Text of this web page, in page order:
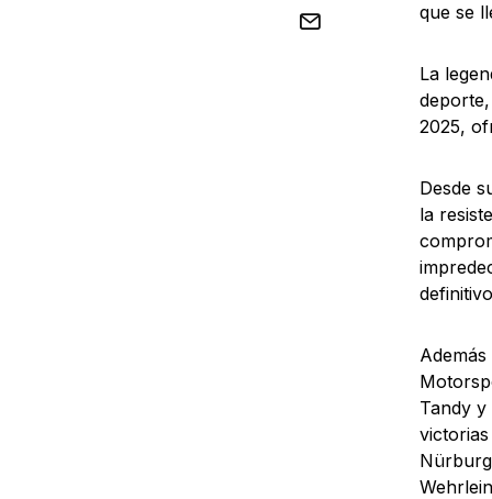
que se
La
2025,
Desde
la
Tandy